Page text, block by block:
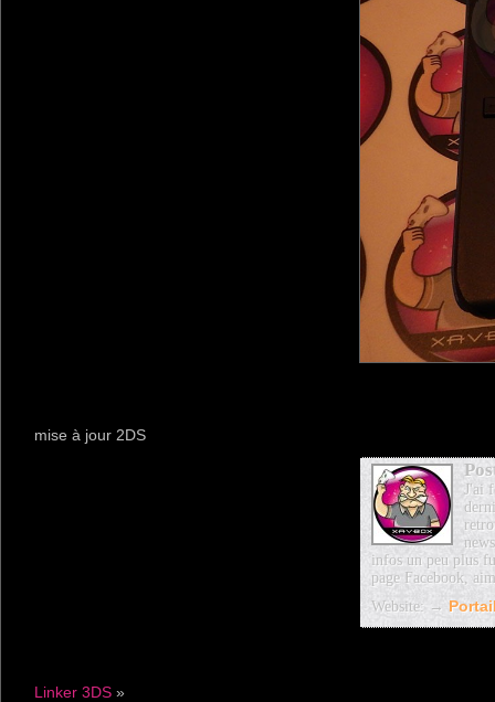
mise à jour 2DS
J'ai
infos un peu plus
page Facebook,
Website: →
Linker 3DS »